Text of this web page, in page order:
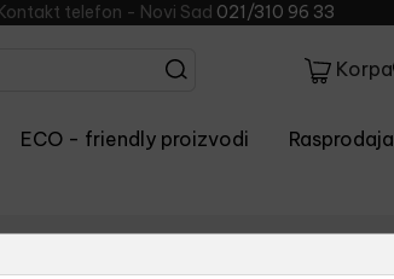
telefon - Novi Sad 021/310 96 33
Korpa
ECO - friendly proizvodi Rasprodaja